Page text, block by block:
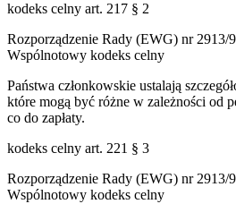
kodeks celny art. 217 § 2
Rozporządzenie Rady (EWG) nr 2913/
Wspólnotowy kodeks celny
Państwa członkowskie ustalają
które mogą być różne w zależności od
co do zapłaty.
kodeks celny art. 221 § 3
Rozporządzenie Rady (EWG) nr 2913/
Wspólnotowy kodeks celny